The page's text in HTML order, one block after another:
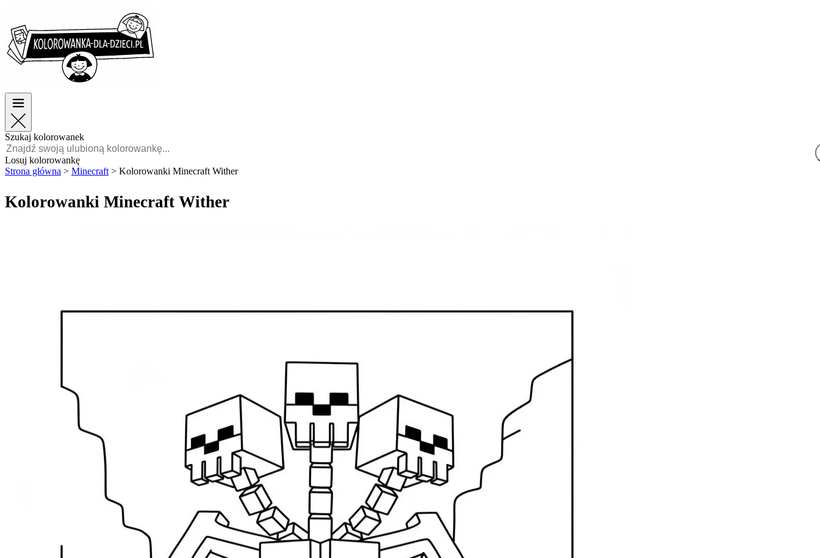
TOP kategorie
Dla chłopców
Dla dziewczynek
Polski
POLSKI
FRANÇAIS
TOP kategorie
Dla chłopców
Dla dziewczynek
Szukaj kolorowanek
Losuj kolorowankę
Strona główna > Minecraft > Kolorowanki Minecraft Wither
Kolorowanki Minecraft Wither